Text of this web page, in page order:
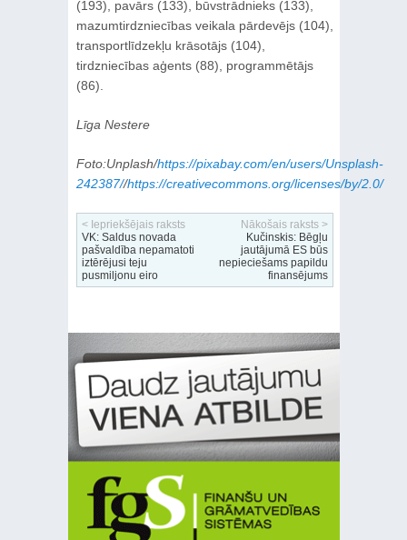
(193), pavārs (133), būvstrādnieks (133),
mazumtirdzniecības veikala pārdevējs (104),
transportlīdzekļu krāsotājs (104),
tirdzniecības aģents (88), programmētājs
(86).
Līga Nestere
Foto:Unplash/https://pixabay.com/en/users/Unsplash-
242387//https://creativecommons.org/licenses/by/2.0/
< Iepriekšējais raksts
VK: Saldus novada
pašvaldība nepamatoti
iztērējusi teju
pusmiljonu eiro
Nākošais raksts >
Kučinskis: Bēgļu
jautājumā ES būs
nepieciešams papildu
finansējums